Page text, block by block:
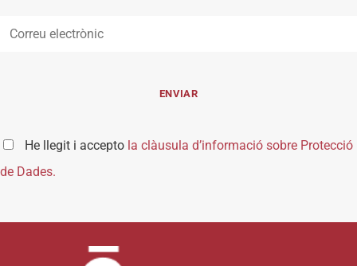
He llegit i accepto la clàusula d’informació sobre Protecció
de Dades.